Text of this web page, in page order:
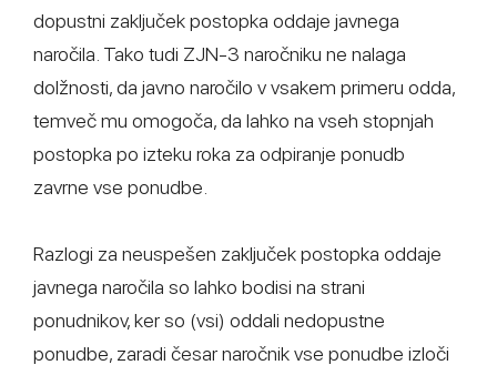
dopustni zaključek postopka oddaje javnega
naročila. Tako tudi ZJN-3 naročniku ne nalaga
dolžnosti, da javno naročilo v vsakem primeru odda,
temveč mu omogoča, da lahko na vseh stopnjah
postopka po izteku roka za odpiranje ponudb
zavrne vse ponudbe.
Razlogi za neuspešen zaključek postopka oddaje
javnega naročila so lahko bodisi na strani
ponudnikov, ker so (vsi) oddali nedopustne
ponudbe, zaradi česar naročnik vse ponudbe izloči